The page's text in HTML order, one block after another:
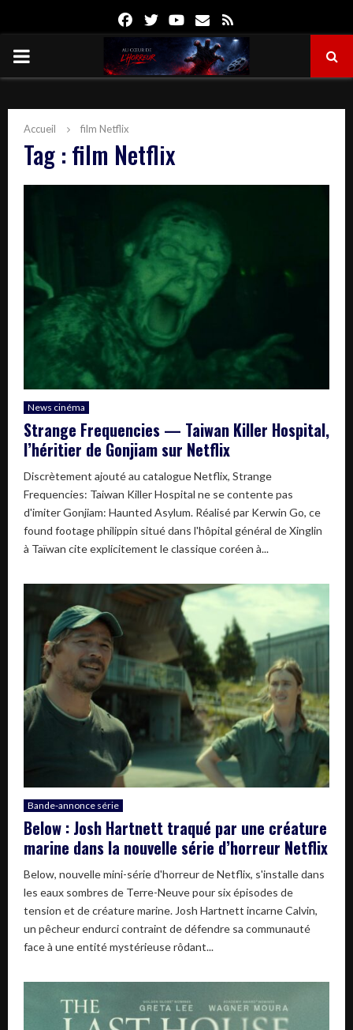
FacebookTwitterYoutube
Email
PRIMARY
Accueil film Netflix
Tag : film Netflix
News cinéma
Strange Frequencies — Taiwan Killer Hospital,
l’héritier de Gonjiam sur Netflix
Discrètement ajouté au catalogue Netflix, Strange
Frequencies: Taiwan Killer Hospital ne se contente pas
d'imiter Gonjiam: Haunted Asylum. Réalisé par Kerwin Go, ce
found footage philippin situé dans l'hôpital général de Xinglin
à Taïwan cite explicitement le classique coréen à...
Bande-annonce série
Below : Josh Hartnett traqué par une créature
marine dans la nouvelle série d’horreur Netflix
Below, nouvelle mini-série d'horreur de Netflix, s'installe dans
les eaux sombres de Terre-Neuve pour six épisodes de
tension et de créature marine. Josh Hartnett incarne Calvin,
un pêcheur endurci contraint de défendre sa communauté
face à une entité mystérieuse rôdant...